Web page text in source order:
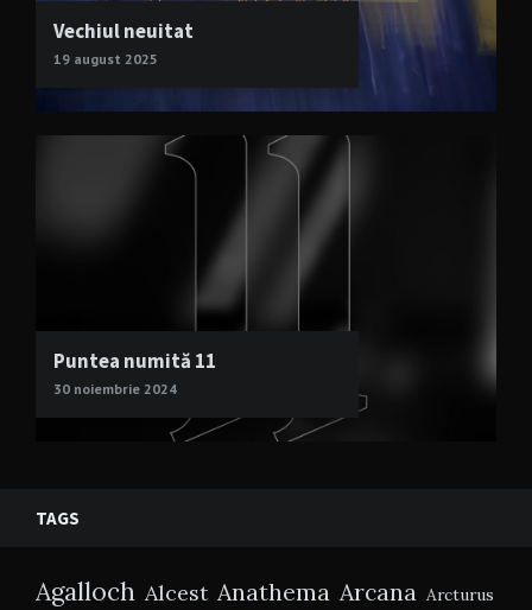
Vechiul neuitat
19 august 2025
Puntea numită 11
30 noiembrie 2024
TAGS
Agalloch Alcest Anathema Arcana Arcturus